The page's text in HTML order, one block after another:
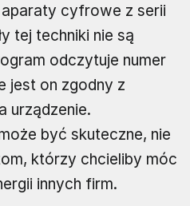
cyfrowe z serii
tej techniki nie są
odczytuje numer
jest on zgodny z
urządzenie.
być skuteczne, nie
którzy chcieliby móc
innych firm.